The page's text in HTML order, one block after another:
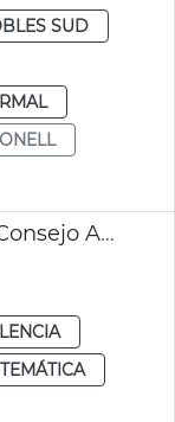
SUD
Balance ejercicio 2025 EMT Consejo Administración